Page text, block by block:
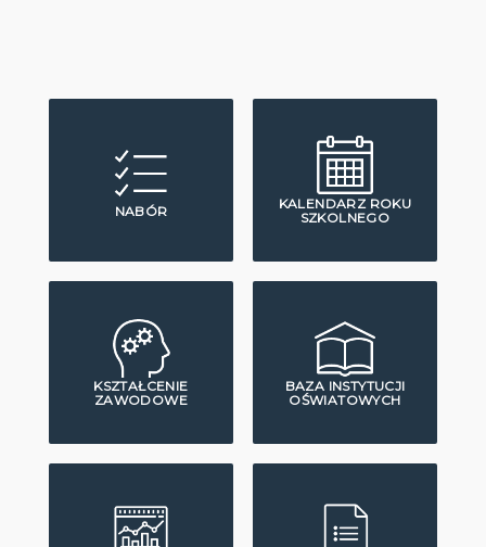
NABÓR
KALENDARZ ROKU
SZKOLNEGO
KSZTAŁCENIE
ZAWODOWE
BAZA INSTYTUCJI
OŚWIATOWYCH